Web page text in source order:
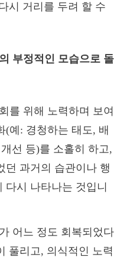
시 거리를 두려 할 수
부정적인 모습으로 돌
를 위해 노력하며 보여
(예: 경청하는 태도, 배
선 등)를 소홀히 하고,
던 과거의 습관이나 행
다시 나타나는 것입니
어느 정도 회복되었다
풀리고, 의식적인 노력